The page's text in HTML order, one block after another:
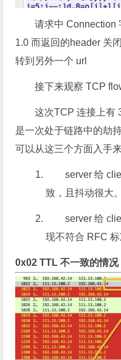
请求中 Connection
1.0 而返回的header 关
转到另外一个 url
接下来观察 TCP
这次TCP 连接上有
是一次处于链路中的劫
可以从这三个方面入手
server 给
致，且抖动很大。
server 给
现不符合 RFC
0x02 TTL 不一致的情况